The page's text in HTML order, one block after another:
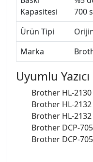
Kapasitesi
700
Ürün Tipi
Marka
Uyumlu
Brother HL-2130
Brother HL-2132
Brother HL-2132
Brother DCP-
Brother DCP-